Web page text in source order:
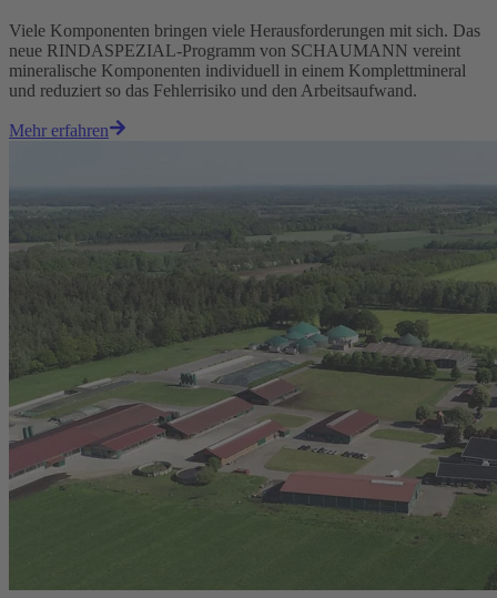
Viele Komponenten bringen viele Herausforderungen mit sich. Das
neue RINDASPEZIAL-Programm von SCHAUMANN vereint
mineralische Komponenten individuell in einem Komplettmineral
und reduziert so das Fehlerrisiko und den Arbeitsaufwand.
Mehr erfahren